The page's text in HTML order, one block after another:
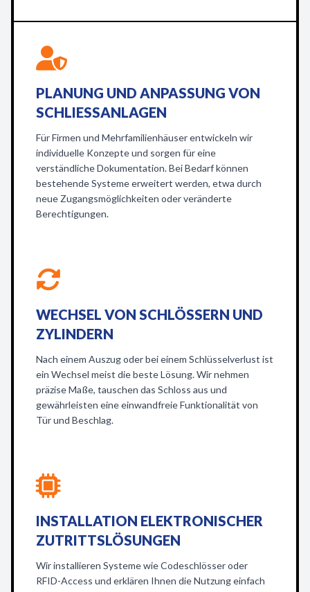
PLANUNG UND ANPASSUNG VON
SCHLIESSANLAGEN
Für Firmen und Mehrfamilienhäuser entwickeln wir
individuelle Konzepte und sorgen für eine
verständliche Dokumentation. Bei Bedarf können
bestehende Systeme erweitert werden, etwa durch
neue Zugangsmöglichkeiten oder veränderte
Berechtigungen.
WECHSEL VON SCHLÖSSERN UND
ZYLINDERN
Nach einem Auszug oder bei einem Schlüsselverlust ist
ein Wechsel meist die beste Lösung. Wir nehmen
präzise Maße, tauschen das Schloss aus und
gewährleisten eine einwandfreie Funktionalität von
Tür und Beschlag.
INSTALLATION ELEKTRONISCHER
ZUTRITTSLÖSUNGEN
Wir installieren Systeme wie Codeschlösser oder
RFID-Access und erklären Ihnen die Nutzung einfach